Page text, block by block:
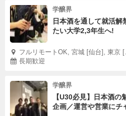
学醸界
日本酒を通して就活解
たい大学2,3年生へ!
フルリモートOK, 宮城 [仙台], 東京
長期歓迎
学醸界
【U30必見】日本酒
企画／運営や営業にチ